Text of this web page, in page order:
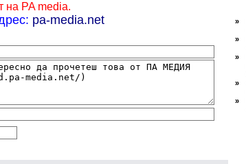
на PA media.
pa-media.net »
»
»
»
»